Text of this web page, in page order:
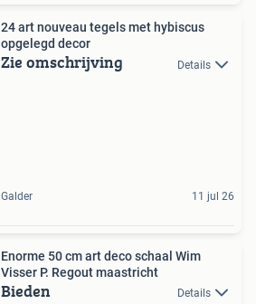
24 art nouveau tegels met hybiscus
opgelegd decor
Zie omschrijving Details
Galder 11 jul 26
Enorme 50 cm art deco schaal Wim
Visser P. Regout maastricht
Bieden Details